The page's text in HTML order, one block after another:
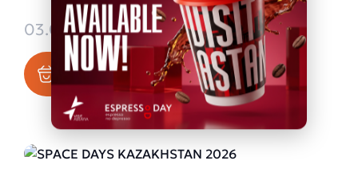
03.09.2026 - 03.09.2026
Купить билет